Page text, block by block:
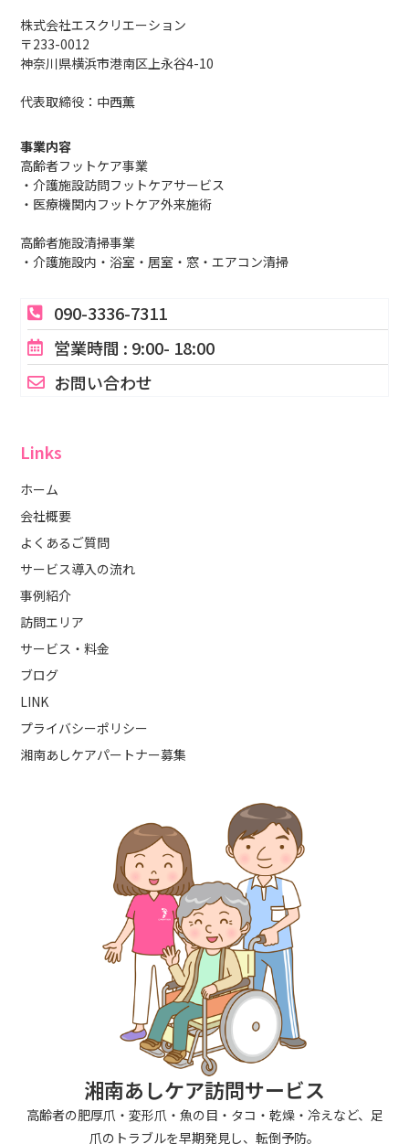
湘南あしケア訪問サービス
高齢者の肥厚爪・変形爪・魚の目・タコ・乾燥・冷えなど、足
爪のトラブルを早期発見し、転倒予防。
Links
ホーム
会社概要
よくあるご質問
サービス導入の流れ
事例紹介
訪問エリア
サービス・料金
ブログ
LINK
プライバシーポリシー
湘南あしケアパートナー募集
株式会社エスクリエーション
〒233-0012
神奈川県横浜市港南区上永谷4-10
代表取締役：中西薫
事業内容
高齢者フットケア事業
・介護施設訪問フットケアサービス
・医療機関内フットケア外来施術
高齢者施設清掃事業
・介護施設内・浴室・居室・窓・エアコン清掃
090-3336-7311
営業時間 : 9:00- 18:00
お問い合わせ